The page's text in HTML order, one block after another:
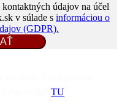
údajov na účel
v súlade s informáciou o
(GDPR).
TU